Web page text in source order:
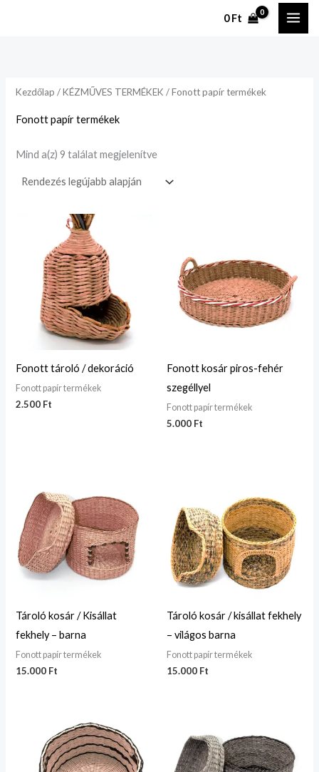
0Ft
Kezdőlap /KÉZMŰVES TERMÉKEK / Fonott papír termékek
Fonott papír termékek
Mind a(z) 9 találat megjelenítve
Fonott tároló / dekoráció
Fonott papír termékek
2.500 Ft
Fonott kosár piros-fehér
szegéllyel
Fonott papír termékek
5.000 Ft
Tároló kosár / Kisállat
fekhely – barna
Fonott papír termékek
15.000 Ft
Tároló kosár / kisállat fekhely
– világos barna
Fonott papír termékek
15.000 Ft